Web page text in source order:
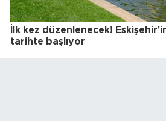
İlk kez düzenlenecek!
tarihte başlıyor